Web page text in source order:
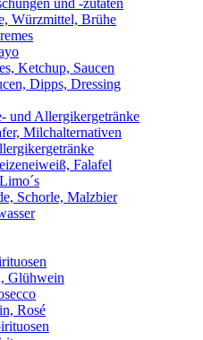
und -zutaten
Würzmittel, Brühe
Ketchup, Saucen
Dipps, Dressing
und Allergikergetränke
Milchalternativen
Falafel
Schorle, Malzbier
Glühwein
Rosé